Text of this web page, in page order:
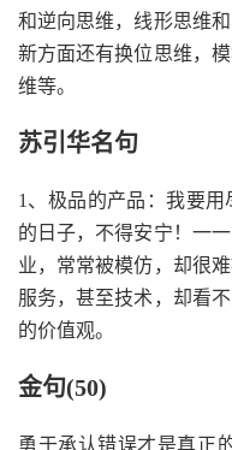
和逆向思维，线形思维
新方面还有换位思维，
维等。
苏引华名句
1、极品的产品：我要
的日子，不得安宁！一
业，常常被模仿，却很
服务，甚至技术，却看
的价值观。
金句(50)
勇于承认错误才是真正